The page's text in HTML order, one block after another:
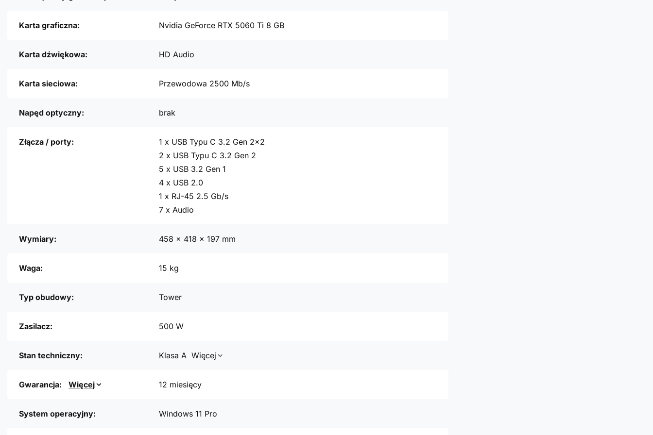
Karta graficzna: Nvidia GeForce RTX 5060 Ti 8 GB
Karta dźwiękowa: HD Audio
Karta sieciowa: Przewodowa 2500 Mb/s
Napęd optyczny: brak
Złącza / porty:
1 x USB Typu C 3.2 Gen 2x2
2 x USB Typu C 3.2 Gen 2
5 x USB 3.2 Gen 1
4 x USB 2.0
1 x RJ-45 2.5 Gb/s
7 x Audio
Wymiary: 458 x 418 x 197 mm
Waga: 15 kg
Typ obudowy: Tower
Zasilacz: 500 W
Stan techniczny: Klasa A Więcej
Gwarancja: Więcej 12 miesięcy
System operacyjny: Windows 11 Pro